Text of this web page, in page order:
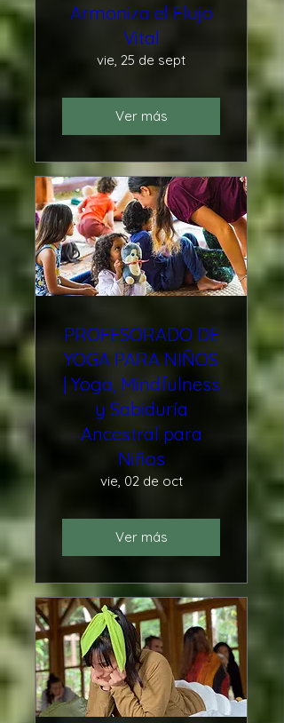
Armoniza el Flujo
Vital
vie, 25 de sept
Ver más
PROFESORADO DE
YOGA PARA NIÑOS
| Yoga, Mindfulness
y Sabiduría
Ancestral para
Niños
vie, 02 de oct
Ver más